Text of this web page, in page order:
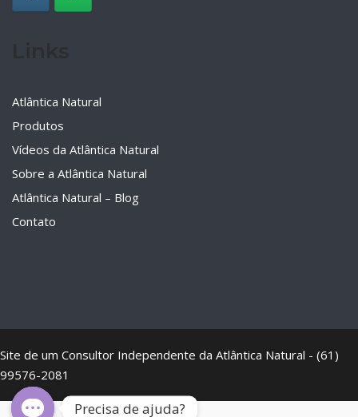
Atlântica Natural
Produtos
Vídeos da Atlântica Natural
Sobre a Atlântica Natural
Atlântica Natural – Blog
Contato
Site de um Consultor Independente da Atlântica Natural - (61)
99576-2081
Precisa de ajuda?